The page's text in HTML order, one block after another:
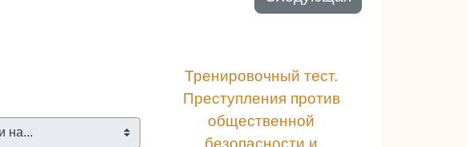
Тренировочный тест.
Преступления против
общественной
безопасности и